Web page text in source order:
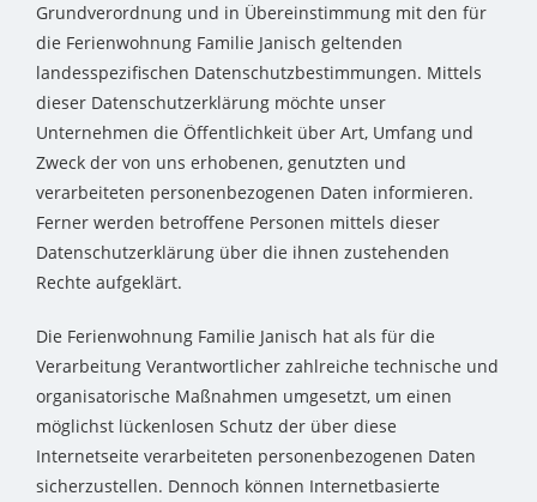
Grundverordnung und in Übereinstimmung mit den für
die Ferienwohnung Familie Janisch geltenden
landesspezifischen Datenschutzbestimmungen. Mittels
dieser Datenschutzerklärung möchte unser
Unternehmen die Öffentlichkeit über Art, Umfang und
Zweck der von uns erhobenen, genutzten und
verarbeiteten personenbezogenen Daten informieren.
Ferner werden betroffene Personen mittels dieser
Datenschutzerklärung über die ihnen zustehenden
Rechte aufgeklärt.
Die Ferienwohnung Familie Janisch hat als für die
Verarbeitung Verantwortlicher zahlreiche technische und
organisatorische Maßnahmen umgesetzt, um einen
möglichst lückenlosen Schutz der über diese
Internetseite verarbeiteten personenbezogenen Daten
sicherzustellen. Dennoch können Internetbasierte